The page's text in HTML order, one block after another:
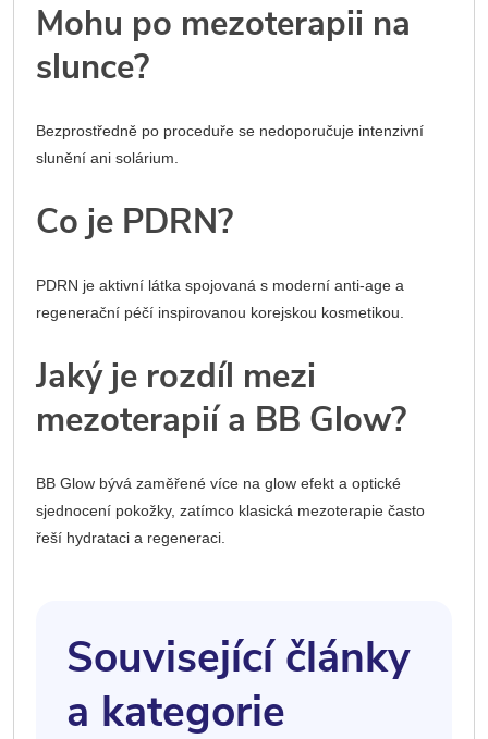
Mohu po mezoterapii na
slunce?
Bezprostředně po proceduře se nedoporučuje intenzivní
slunění ani solárium.
Co je PDRN?
PDRN je aktivní látka spojovaná s moderní anti-age a
regenerační péčí inspirovanou korejskou kosmetikou.
Jaký je rozdíl mezi
mezoterapií a BB Glow?
BB Glow bývá zaměřené více na glow efekt a optické
sjednocení pokožky, zatímco klasická mezoterapie často
řeší hydrataci a regeneraci.
Související články
a kategorie